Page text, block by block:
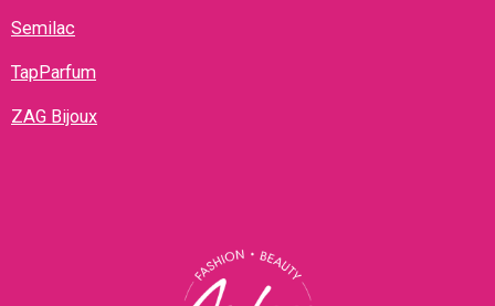
Semilac
TapParfum
ZAG Bijoux